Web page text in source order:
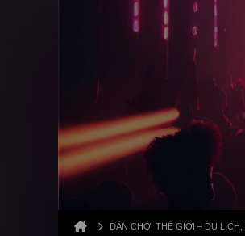
DÂN CHƠI THẾ GIỚI – DU